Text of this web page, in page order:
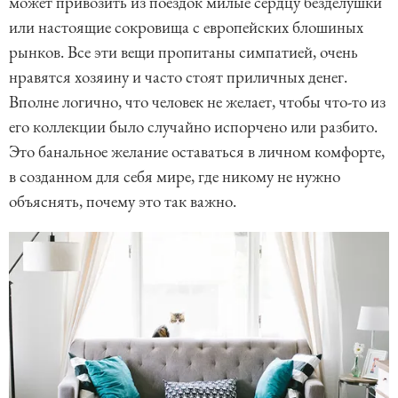
или настоящие сокровища с европейских блошиных
рынков. Все эти вещи пропитаны симпатией, очень
нравятся хозяину и часто стоят приличных денег.
Вполне логично, что человек не желает, чтобы что-то из
его коллекции было случайно испорчено или разбито.
Это банальное желание оставаться в личном комфорте,
в созданном для себя мире, где никому не нужно
объяснять, почему это так важно.